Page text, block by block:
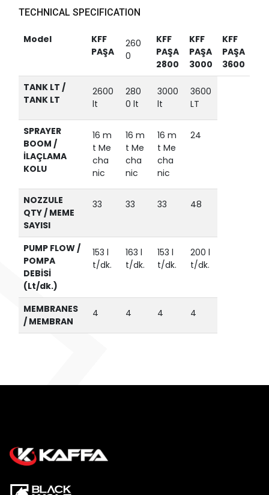
TECHNICAL SPECIFICATION
Model
KFF
PAŞA
260
0
KFF
PAŞA
2800
KFF
PAŞA
3000
KFF
PAŞA
3600
TANK LT /
TANK LT
2600
lt
280
0 lt
3000
lt
3600
LT
SPRAYER
BOOM /
İLAÇLAMA
KOLU
16 m
t Me
cha
nic
16 m
t Me
cha
nic
16 m
t Me
cha
nic
24
NOZZULE
QTY / MEME
SAYISI
33 33 33 48
PUMP FLOW /
POMPA
DEBİSİ
(Lt/dk.)
153 l
t/dk.
163 l
t/dk.
153 l
t/dk.
200 l
t/dk.
MEMBRANES
/ MEMBRAN
4 4 4 4